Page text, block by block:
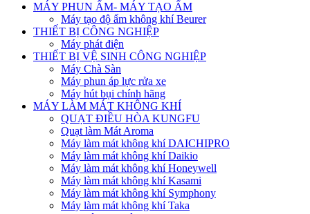
MÁY PHUN ẨM- MÁY TẠO ẨM
Máy tạo độ ẩm không khí Beurer
THIẾT BỊ CÔNG NGHIỆP
Máy phát điện
THIẾT BỊ VỆ SINH CÔNG NGHIỆP
Máy Chà Sàn
Máy phun áp lực rửa xe
Máy hút bụi chính hãng
MÁY LÀM MÁT KHÔNG KHÍ
QUẠT ĐIỀU HÒA KUNGFU
Quạt làm Mát Aroma
Máy làm mát không khí DAICHIPRO
Máy làm mát không khí Daikio
Máy làm mát không khí Honeywell
Máy làm mát không khí Kasami
Máy làm mát không khí Symphony
Máy làm mát không khí Taka